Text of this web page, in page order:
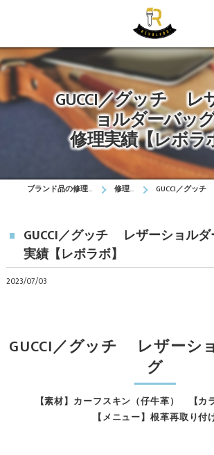
GUCCI／グッチ レ
ョルダーバッ
修理実績【レボラ
ブランド品の修理はレボラボ 修理実績 GUCCI／グッチ レザー
GUCCI／グッチ レザーショルダ
実績【レボラボ】
2023/07/03
【素材】カーフスキン（仔牛革） 【カ
【メニュー】根革再取り付
GUCCI／グッチ レザーシ
グ